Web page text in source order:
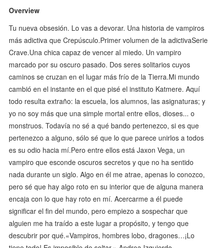
Overview
Tu nueva obsesión. Lo vas a devorar. Una historia de vampiros
más adictiva que Crepúsculo.Primer volumen de la adictivaSerie
Crave.Una chica capaz de vencer al miedo. Un vampiro
marcado por su oscuro pasado. Dos seres solitarios cuyos
caminos se cruzan en el lugar más frío de la Tierra.Mi mundo
cambió en el instante en el que pisé el instituto Katmere. Aquí
todo resulta extraño: la escuela, los alumnos, las asignaturas; y
yo no soy más que una simple mortal entre ellos, dioses... o
monstruos. Todavía no sé a qué bando pertenezco, si es que
pertenezco a alguno, sólo sé que lo que parece unirlos a todos
es su odio hacia mí.Pero entre ellos está Jaxon Vega, un
vampiro que esconde oscuros secretos y que no ha sentido
nada durante un siglo. Algo en él me atrae, apenas lo conozco,
pero sé que hay algo roto en su interior que de alguna manera
encaja con lo que hay roto en mí. Acercarme a él puede
significar el fin del mundo, pero empiezo a sospechar que
alguien me ha traído a este lugar a propósito, y tengo que
descubrir por qué.«Vampiros, hombres lobo, dragones…¡Lo